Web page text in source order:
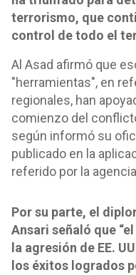
terrorismo, que
control de todo el
Al Asad afirmó que
"herramientas", en
regionales, han
comienzo del
según informó su
publicado en la
referido por la
Por su parte, el
Ansari señaló que
la agresión de EE.
los éxitos logrados